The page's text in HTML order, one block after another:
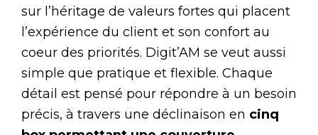
sur l’héritage de valeurs fortes qui placent
l’expérience du client et son confort au
coeur des priorités. Digit’AM se veut aussi
simple que pratique et flexible. Chaque
détail est pensé pour répondre à un besoin
précis, à travers une déclinaison en cinq